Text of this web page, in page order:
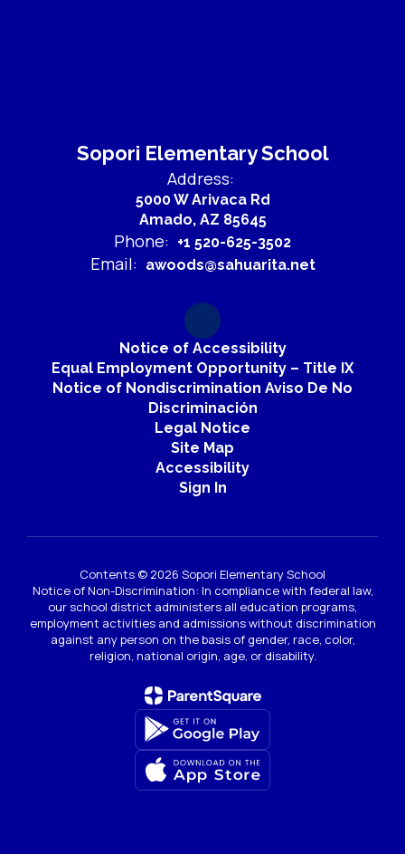
Sopori Elementary School
Address:
5000 W Arivaca Rd
Amado, AZ 85645
Phone: +1 520-625-3502
Email: awoods@sahuarita.net
Notice of Accessibility
Equal Employment Opportunity – Title IX
Notice of Nondiscrimination Aviso De No
Discriminación
Legal Notice
Site Map
Accessibility
Sign In
Contents © 2026 Sopori Elementary School
Notice of Non-Discrimination: In compliance with federal law,
our school district administers all education programs,
employment activities and admissions without discrimination
against any person on the basis of gender, race, color,
religion, national origin, age, or disability.